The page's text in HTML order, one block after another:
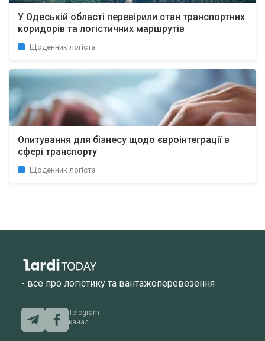
У Одеській області перевірили стан транспортних
коридорів та логістичних маршрутів
Щоденник логіста
Опитування для бізнесу щодо євроінтеграції в
сфері транспорту
Щоденник логіста
- все про логістику та вантажоперевезення
Telegram
канал